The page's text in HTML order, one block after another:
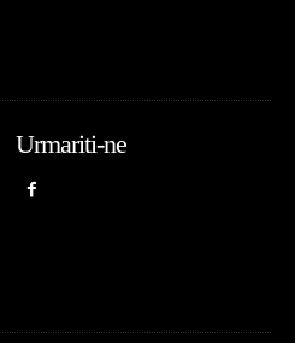
Urmariti-ne